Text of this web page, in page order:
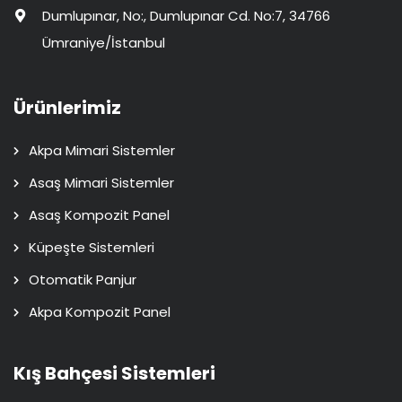
Dumlupınar, No:, Dumlupınar Cd. No:7, 34766
Ümraniye/İstanbul
Ürünlerimiz
Akpa Mimari Sistemler
Asaş Mimari Sistemler
Asaş Kompozit Panel
Küpeşte Sistemleri
Otomatik Panjur
Akpa Kompozit Panel
Kış Bahçesi Sistemleri